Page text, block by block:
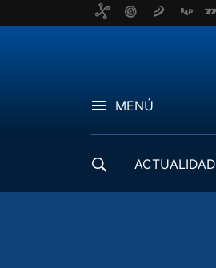
MENÚ
ACTUALIDAD